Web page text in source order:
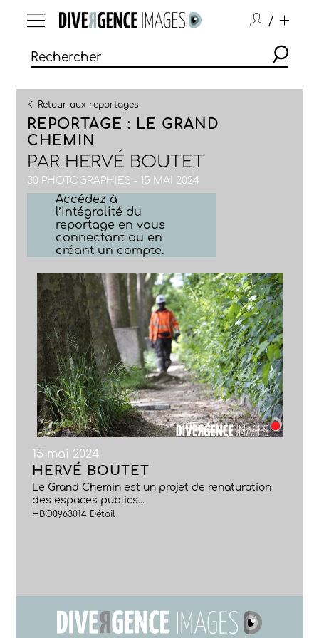
/
Retour aux reportages
REPORTAGE : LE GRAND
CHEMIN
PAR HERVÉ BOUTET
30 PHOTOGRAPHIES - 15 MAI 2024
Accédez à
l’intégralité du
reportage en vous
connectant ou en
créant un compte.
15 mai 2024
HERVÉ BOUTET
Le Grand Chemin est un projet de renaturation
des espaces publics...
HBO0963014 Détail